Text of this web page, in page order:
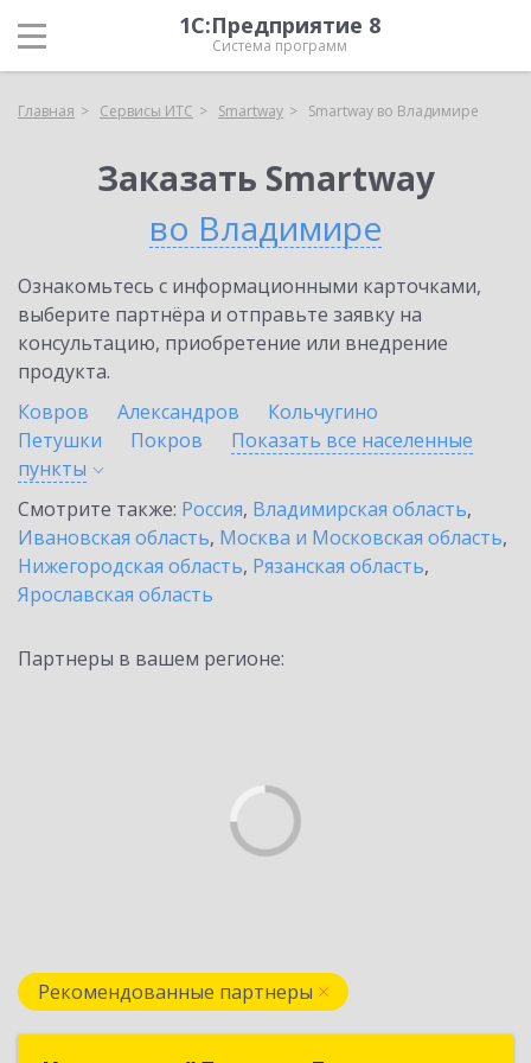
1С:Предприятие 8
Система программ
Главная Сервисы ИТС Smartway Smartway во Владимире
Заказать Smartway
во Владимире
Ознакомьтесь с информационными карточками,
выберите партнёра и отправьте заявку на
консультацию, приобретение или внедрение
продукта.
Ковров
Александров
Кольчугино
Петушки
Покров
Показать все населенные
пункты
Смотрите также: Россия, Владимирская область,
Ивановская область, Москва и Московская область,
Нижегородская область, Рязанская область,
Ярославская область
Партнеры в вашем регионе:
Рекомендованные партнеры